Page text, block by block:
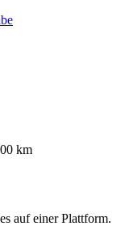
km
auf einer Plattform.